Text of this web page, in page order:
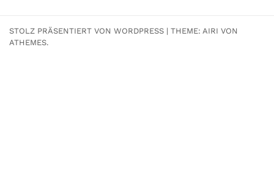
STOLZ PRÄSENTIERT VON WORDPRESS | THEME: AIRI VON
ATHEMES.